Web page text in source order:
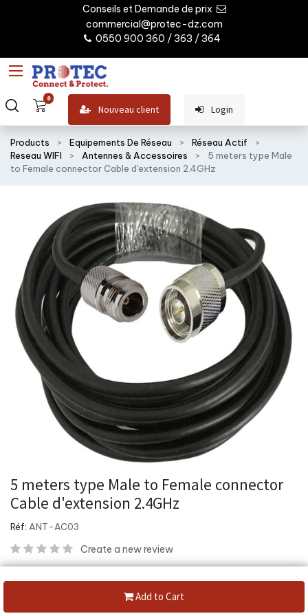
Conseils et Demande de prix
commercial@protec-dz.com
0550 900 360 / 363 / 364
0
Nouveau client Login
Products Equipements De Réseau
Réseau Actif
Reseau WIFI
Antennes & Accessoires
5 meters type Male
to Female connector Cable d'extension 2.4GHz
Add to Cart
5 meters type Male to Female connector
Cable d'extension 2.4GHz
Réf: ANT-AC03
Create a new review
Share :